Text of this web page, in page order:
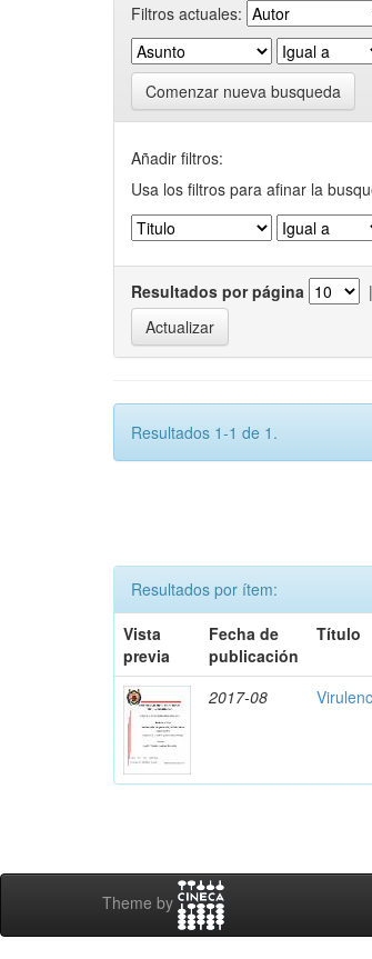
Filtros actuales:
Comenzar nueva busqueda
Añadir filtros:
Usa los filtros para afinar la
Resultados por página |
Resultados 1-1 de 1.
Resultados por ítem:
Vista
previa
Fecha de
publicación
Título
2017-08
Theme by